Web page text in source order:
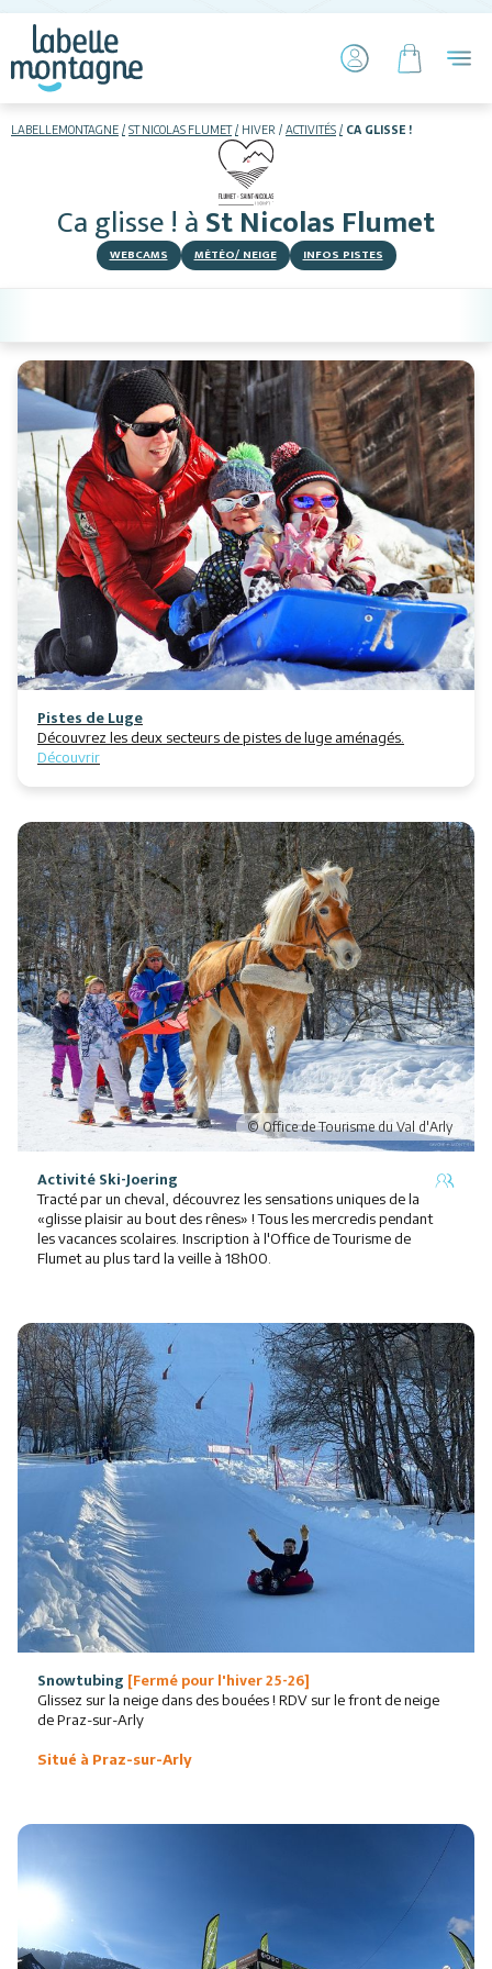
LABELLEMONTAGNE ST NICOLAS FLUMET HIVER ACTIVITÉS CA GLISSE !
Ca glisse ! àSt Nicolas Flumet
WEBCAMS MÉTÉO/ NEIGE INFOS PISTES
Hébergements
Restaurants
Activités
Services
Animations
Pistes de Luge
Découvrez les deux secteurs de pistes de luge aménagés.
Découvrir
Activité Ski-Joering
Tracté par un cheval, découvrez les sensations uniques de la
«glisse plaisir au bout des rênes» ! Tous les mercredis pendant
les vacances scolaires. Inscription à l'Office de Tourisme de
Flumet au plus tard la veille à 18h00.
Snowtubing [Fermé pour l'hiver 25-26]
Glissez sur la neige dans des bouées ! RDV sur le front de neige
de Praz-sur-Arly
Situé à Praz-sur-Arly